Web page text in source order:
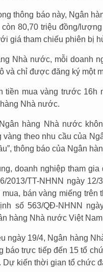
thông báo này, Ngân
80,70 triệu đồng/
giá tham chiếu phiên bị
Nhà nước, mỗi doanh
và chỉ được đăng ký một
tiền mua vàng trước 16h
Nhà nước.
hàng Nhà nước
vàng theo nhu cầu của
thông báo của Ngân
doanh nghiệp tham
2013/TT-NHNN ngày
mua, bán vàng miếng
số 563/QĐ-NHNN
hàng Nhà nước Việt
ngày 19/4, Ngân hàng
báo trực tiếp đến 15 tổ
Dự kiến thời gian tổ chức